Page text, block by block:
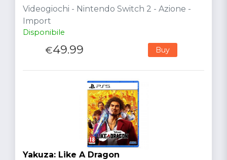
Videogiochi - Nintendo Switch 2 - Azione -
Import
Disponibile
€49.99 Buy
Yakuza: Like A Dragon